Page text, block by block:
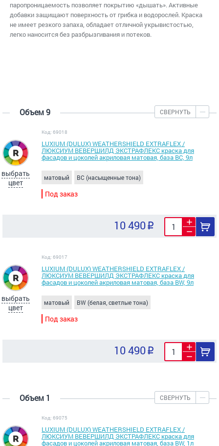
паропроницаемость позволяет покрытию «дышать». Активные
добавки защищают поверхность от грибка и водорослей. Краска
не имеет резкого запаха, обладает отличной укрывистостью,
легко наносится без разбрызгивания и потеков.
Объем 9 СВЕРНУТЬ
выбрать
цвет
Код: 69018
LUXIUM (DULUX) WEATHERSHIELD EXTRAFLEX /
ЛЮКСИУМ ВЕВЕРШИЛД ЭКСТРАФЛЕКС краска для
фасадов и цоколей акриловая матовая, база BC, 9л
матовый BC (насыщенные тона)
Под заказ
10 490
выбрать
цвет
Код: 69017
LUXIUM (DULUX) WEATHERSHIELD EXTRAFLEX /
ЛЮКСИУМ ВЕВЕРШИЛД ЭКСТРАФЛЕКС краска для
фасадов и цоколей акриловая матовая, база BW, 9л
матовый BW (белая, светлые тона)
Под заказ
10 490
Объем 1 СВЕРНУТЬ
Код: 69075
LUXIUM (DULUX) WEATHERSHIELD EXTRAFLEX /
ЛЮКСИУМ ВЕВЕРШИЛД ЭКСТРАФЛЕКС краска для
фасадов и цоколей акриловая матовая, база BW, 1л